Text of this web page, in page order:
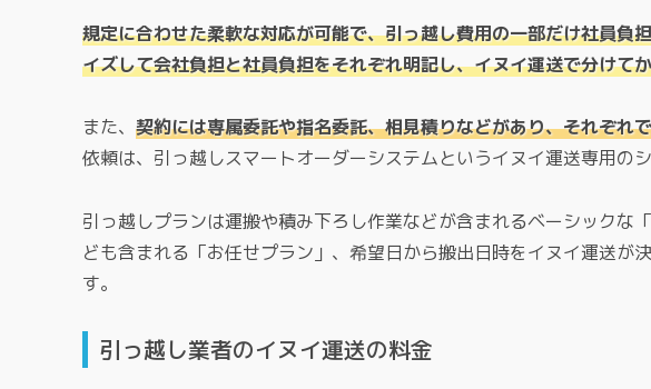
規定に合わせた柔軟な対応が可能で、引っ越し費用の一部だけ社員負
イズして会社負担と社員負担をそれぞれ明記し、イヌイ運送で分けて
また、 契約には専属委託や指名委託、相見積りなどがあり、それぞれ
依頼は、引っ越しスマートオーダーシステムというイヌイ運送専用の
引っ越しプランは運搬や積み下ろし作業などが含まれるベーシックな
ども含まれる「お任せプラン」、希望日から搬出日時をイヌイ運送が
す。
引っ越し業者のイヌイ運送の料金